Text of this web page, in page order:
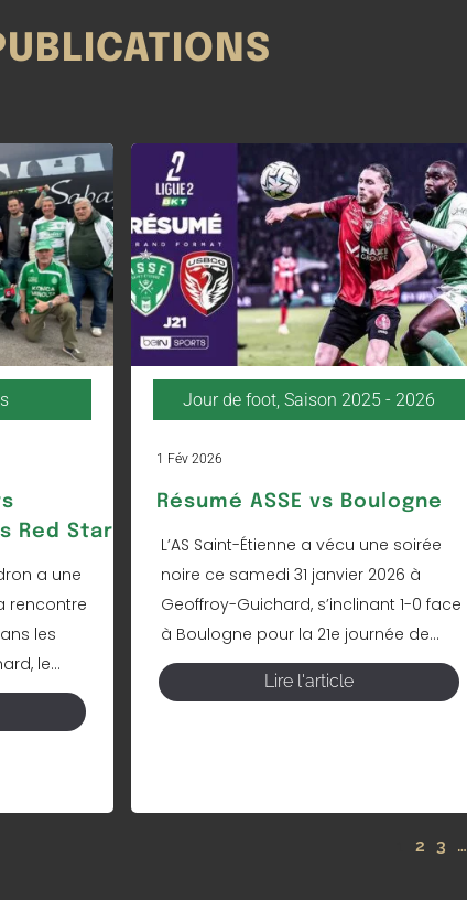
Red Star
a une
rencontre
les
le...
Jour de foot Saison 2025 - 2026
1 Fév 2026
Résumé ASSE vs Boulogne
L’AS Saint-Étienne a vécu une soirée
noire ce samedi 31 janvier 2026 à
Geoffroy-Guichard, s’inclinant 1-0 face
à Boulogne pour la 21e journée de...
Lire l'article
2 3 …